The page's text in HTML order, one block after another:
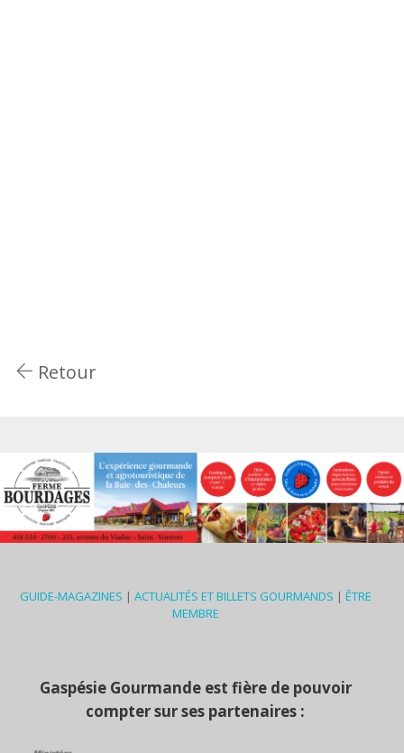
Retour
GUIDE-MAGAZINES | ACTUALITÉS ET BILLETS GOURMANDS | ÊTRE
MEMBRE
Gaspésie Gourmande est fière de pouvoir
compter sur ses partenaires :